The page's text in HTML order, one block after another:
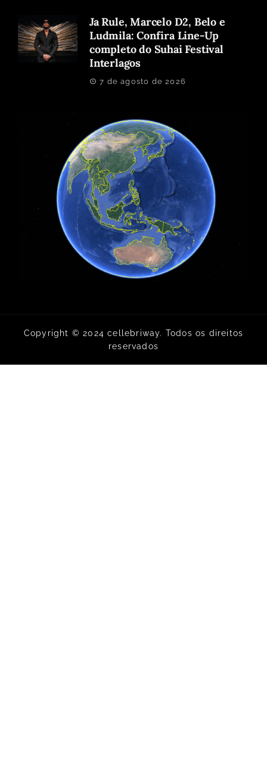
Ja Rule, Marcelo D2, Belo e
Ludmila: Confira Line-Up
completo do Suhai Festival
Interlagos
7 de agosto de 2026
Copyright © 2024 cellebriway. Todos os direitos
reservados